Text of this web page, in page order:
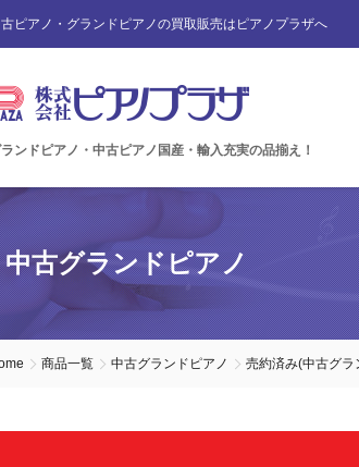
ピアノ・グランドピアノの買取販売はピアノプラザへ
ンドピアノ・中古ピアノ国産・輸入充実の品揃え！
中古グランドピアノ
商品一覧 中古グランドピアノ 売約済み(中古グラ